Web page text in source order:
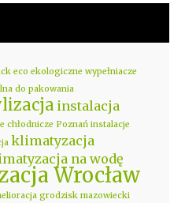
eco ekologiczne wypełniacze
do pakowania
instalacja
chłodnicze Poznań instalacje
klimatyzacja
na wodę
Wrocław
grodzisk mazowiecki